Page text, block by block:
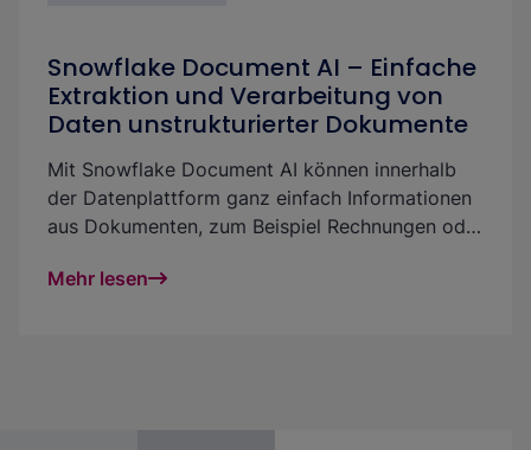
Snowflake Document AI – Einfache
Extraktion und Verarbeitung von
Daten unstrukturierter Dokumente
Mit Snowflake Document AI können innerhalb
der Datenplattform ganz einfach Informationen
aus Dokumenten, zum Beispiel Rechnungen oder
werden. Document AI ist unkompliziert und
Mehr lesen